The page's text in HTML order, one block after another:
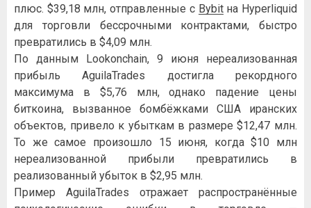
плюс. $39,18 млн, отправленные с Bybitна Hyperliquid
для торговли бессрочными контрактами, быстро
превратились в $4,09 млн.
По данным Lookonchain, 9 июня нереализованная
прибыль AguilaTrades достигла рекордного
максимума в $5,76 млн, однако падение цены
биткоина, вызванное бомбёжками США иранских
объектов, привело к убыткам в размере $12,47 млн.
То же самое произошло 15 июня, когда $10 млн
нереализованной прибыли превратились в
реализованный убыток в $2,95 млн.
Пример AguilaTrades отражает распространённые